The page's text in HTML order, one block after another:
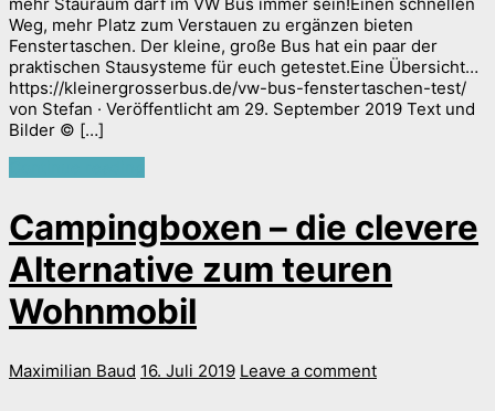
Weg, mehr Platz zum Verstauen zu ergänzen bieten
Fenstertaschen. Der kleine, große Bus hat ein paar der
praktischen Stausysteme für euch getestet.Eine Übersicht…
https://kleinergrosserbus.de/vw-bus-fenstertaschen-test/
von Stefan · Veröffentlicht am 29. September 2019 Text und
Bilder © […]
Campingboxen – die clevere
Alternative zum teuren
Wohnmobil
Maximilian Baud 16. Juli 2019 Leave a comment